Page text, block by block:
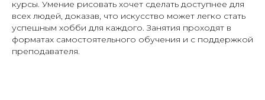
курсы. Умение рисовать хочет сделать доступнее для
всех людей, доказав, что искусство может легко стать
успешным хобби для каждого. Занятия проходят в
форматах самостоятельного обучения и с поддержкой
преподавателя.